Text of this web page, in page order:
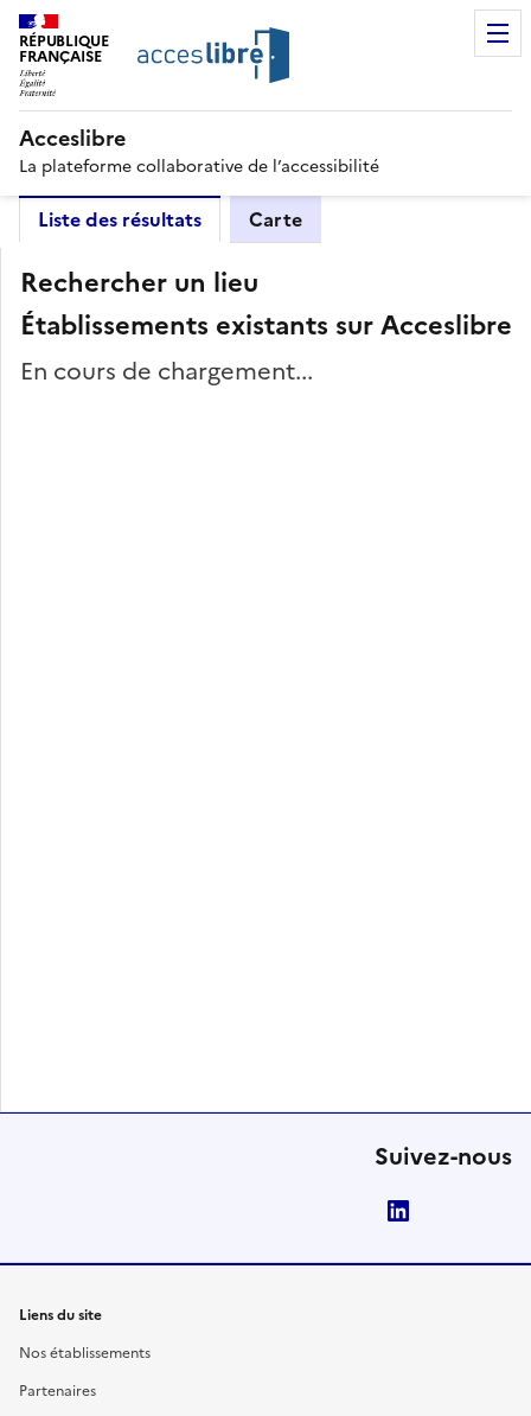
RÉPUBLIQUE
FRANÇAISE
Acceslibre
La plateforme collaborative de l’accessibilité
Liste des résultats Carte
Rechercher un lieu
Établissements existants sur Acceslibre
En cours de chargement...
Suivez-nous
Liens du site
Nos établissements
Partenaires